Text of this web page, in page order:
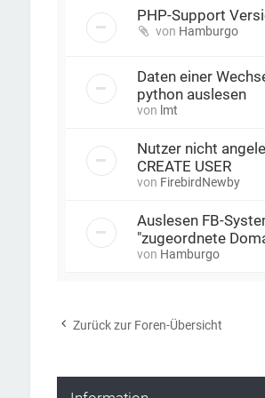
PHP-Support
von Hamburgo
Daten einer
python auslesen
von lmt
Nutzer nicht
CREATE USER
von FirebirdNewby
Auslesen FB-
"zugeordnete
von Hamburgo
Zurück zur Foren-Übersicht